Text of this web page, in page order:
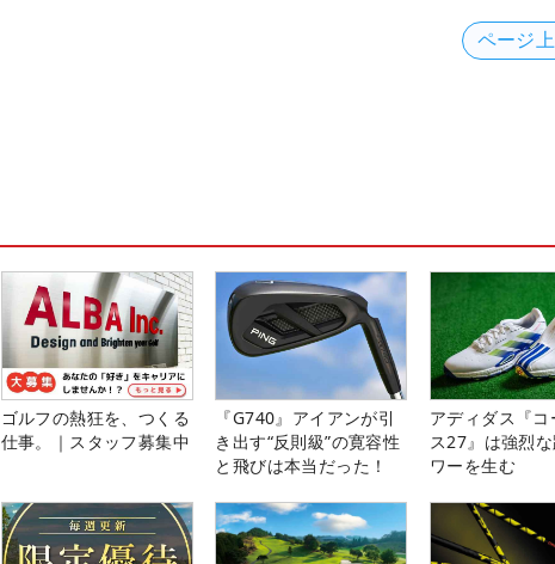
ページ
ゴルフの熱狂を、つくる
仕事。｜スタッフ募集中
『G740』アイアンが引
き出す“反則級”の寛容性
と飛びは本当だった！
アディダス『
ス27』は強烈
ワーを生む